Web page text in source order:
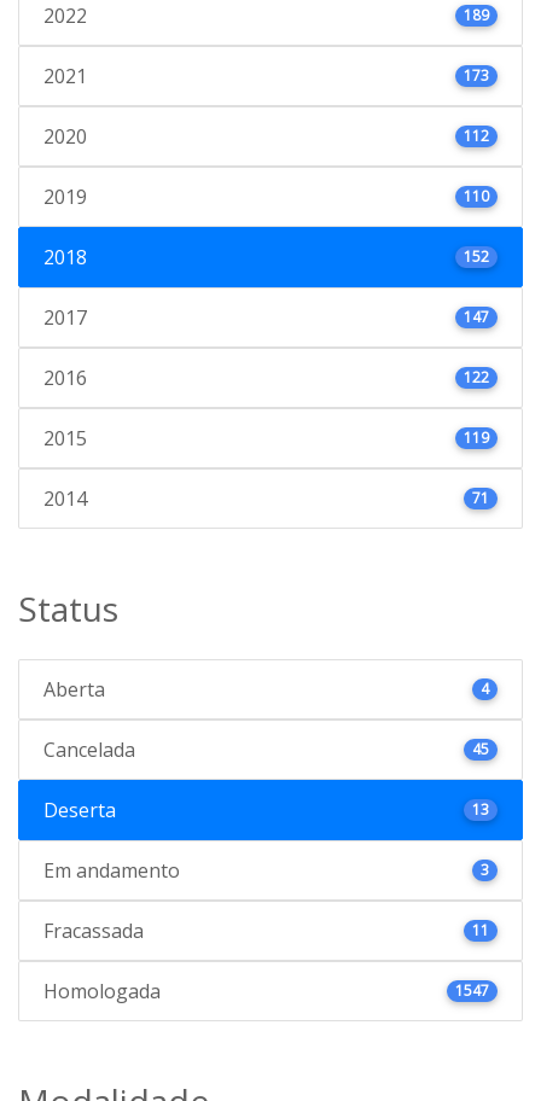
2022 189
2021 173
2020 112
2019 110
2018 152
2017 147
2016 122
2015 119
2014 71
Status
Aberta 4
Cancelada 45
Deserta 13
Em andamento 3
Fracassada 11
Homologada 1547